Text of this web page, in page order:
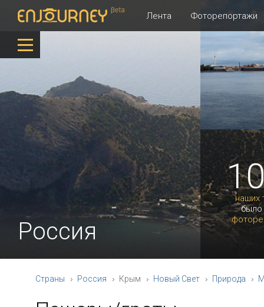
Лента Фоторепортажи
наших
было
Россия
Страны Россия Крым Новый Свет Природа